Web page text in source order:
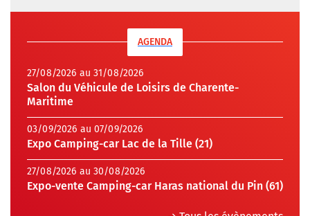
AGENDA
27/08/2026 au 31/08/2026
Salon du Véhicule de Loisirs de Charente-
Maritime
03/09/2026 au 07/09/2026
Expo Camping-car Lac de la Tille (21)
27/08/2026 au 30/08/2026
Expo-vente Camping-car Haras national du Pin (61)